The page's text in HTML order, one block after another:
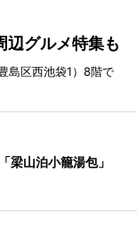
グルメ特集も
島区西池袋1）8階で
梁山泊小籠湯包」